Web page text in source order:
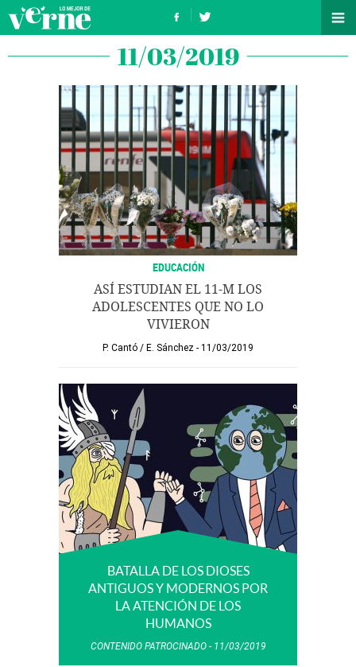
11/03/2019
EDUCACIÓN
ASÍ ESTUDIAN EL 11-M LOS
ADOLESCENTES QUE NO LO
VIVIERON
P. Cantó / E. Sánchez 11/03/2019
BATALLA DE LOS DIOSES
ANTIGUOS Y MODERNOS POR
LA ATENCIÓN DE LOS
HUMANOS
CONTENIDO PATROCINADO 11/03/2019